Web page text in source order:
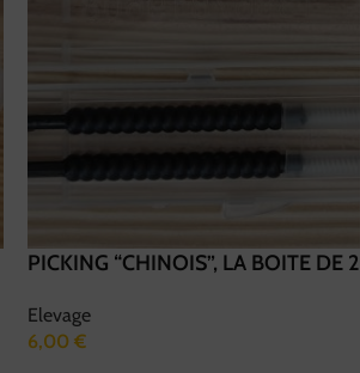
PICKING “CHINOIS”, LA BOITE DE 2
Elevage
6,00 €